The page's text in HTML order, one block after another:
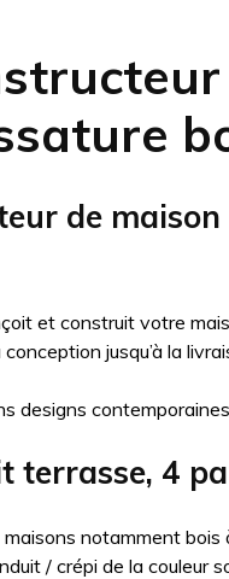
de
et construit votre
jusqu’à la
designs
terrasse, 4
notamment
/ crépi de la couleur